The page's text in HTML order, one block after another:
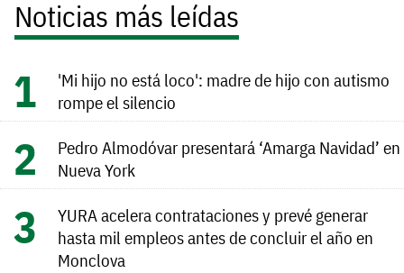
Noticias más leídas
'Mi hijo no está loco': madre de hijo con autismo
rompe el silencio
Pedro Almodóvar presentará ‘Amarga Navidad’ en
Nueva York
YURA acelera contrataciones y prevé generar
hasta mil empleos antes de concluir el año en
Monclova